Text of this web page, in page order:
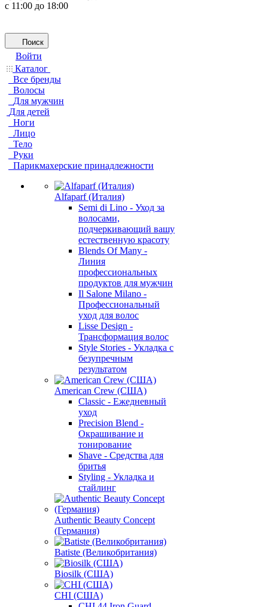
с 11:00 до 18:00
Поиск
Войти
Каталог
Все бренды
Волосы
Для мужчин
Для детей
Ноги
Лицо
Тело
Руки
Парикмахерские принадлежности
Alfaparf (Италия)
Semi di Lino - Уход за
волосами,
подчеркивающий вашу
естественную красоту
Blends Of Many -
Линия
профессиональных
продуктов для мужчин
Il Salone Milano -
Профессиональный
уход для волос
Lisse Design -
Трансформация волос
Style Stories - Укладка с
безупречным
результатом
American Crew (США)
Classic - Ежедневный
уход
Precision Blend -
Окрашивание и
тонирование
Shave - Средства для
бритья
Styling - Укладка и
стайлинг
Authentic Beauty Concept
(Германия)
Batiste (Великобритания)
Biosilk (США)
CHI (США)